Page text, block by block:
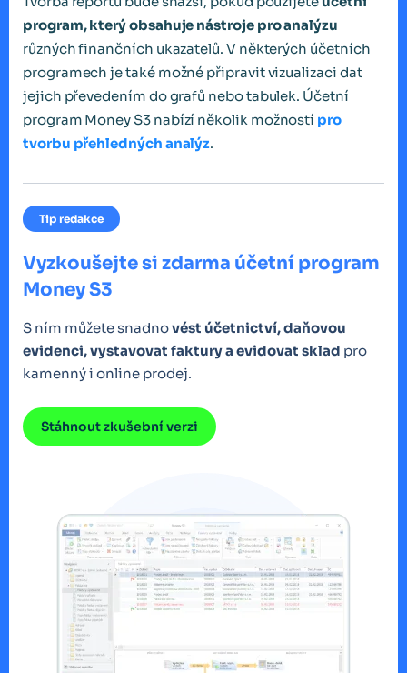
program, který obsahuje nástroje pro analýzu
různých finančních ukazatelů. V některých účetních
programech je také možné připravit vizualizaci dat
jejich převedením do grafů nebo tabulek. Účetní
program Money S3 nabízí několik možností pro
tvorbu přehledných analýz.
Tip redakce
Vyzkoušejte si zdarma účetní program
Money S3
S ním můžete snadnovést účetnictví, daňovou
evidenci, vystavovat faktury a evidovat sklad pro
kamenný i online prodej.
Stáhnout zkušební verzi